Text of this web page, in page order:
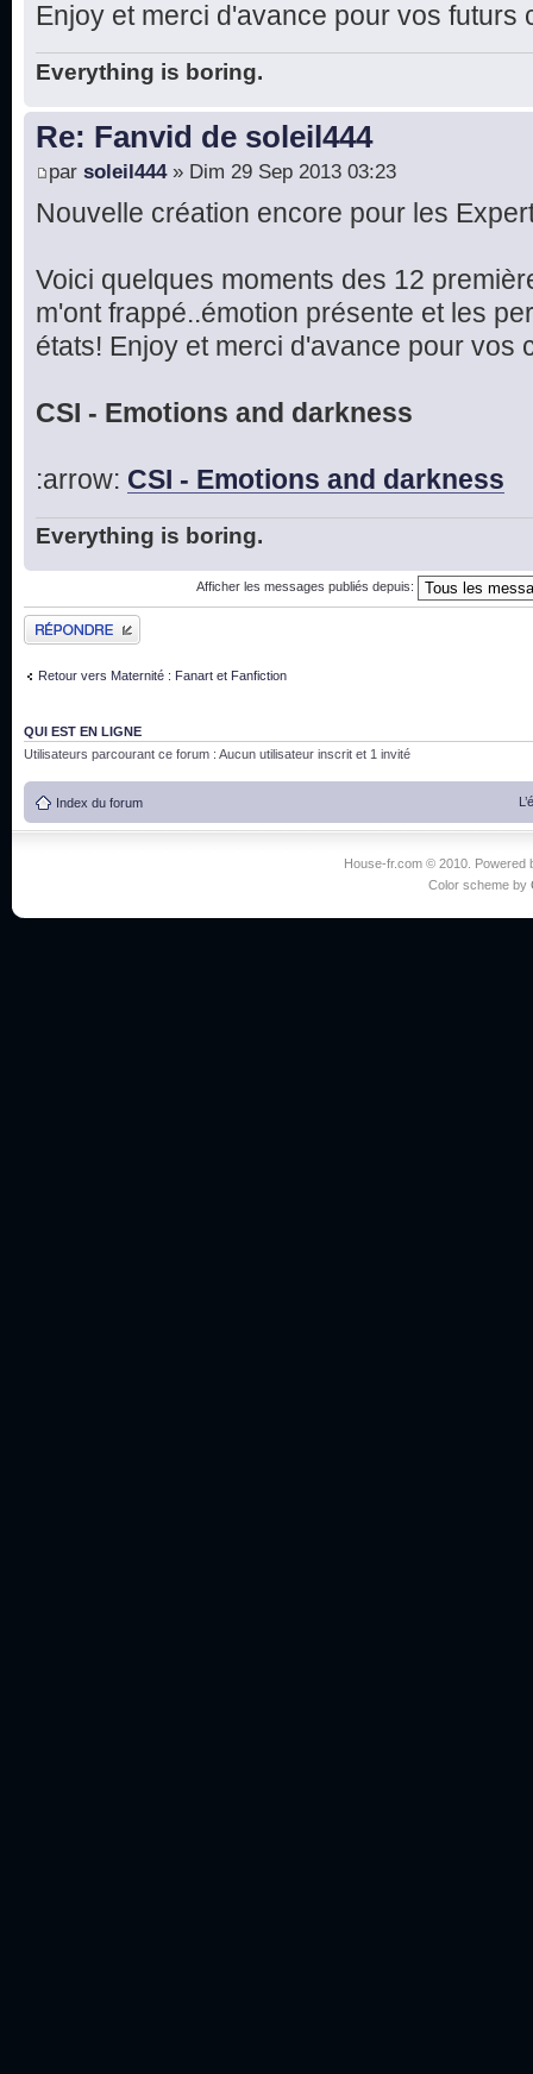
Enjoy et merci d'avance pour vos futurs
Everything is boring.
Re: Fanvid de soleil444
par soleil444» Dim 29 Sep 2013 03:23
Nouvelle création encore pour les
Voici quelques moments des 12
m'ont frappé..émotion présente et les
états! Enjoy et merci d'avance pour vos
CSI - Emotions and darkness
:arrow: CSI - Emotions and darkness
Everything is boring.
Afficher les messages publiés depuis:
Publier une réponse
Retour vers Maternité : Fanart et Fanfiction
QUI EST EN LIGNE
Utilisateurs parcourant ce forum : Aucun utilisateur inscrit et 1 invité
Index du forum
House-fr.com © 2010. Powered
Color scheme by